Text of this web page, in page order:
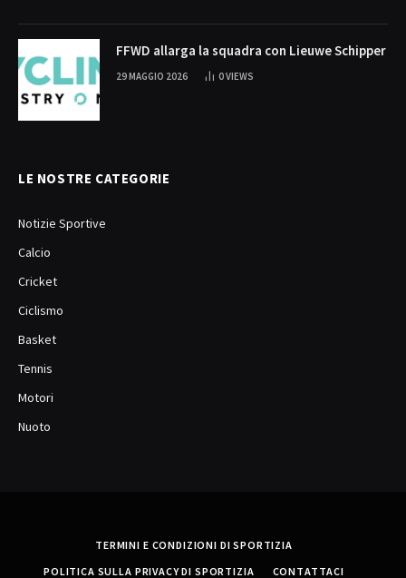
FFWD allarga la squadra con Lieuwe Schipper
29 MAGGIO 2026 0VIEWS
LE NOSTRE CATEGORIE
Notizie Sportive
Calcio
Cricket
Ciclismo
Basket
Tennis
Motori
Nuoto
TERMINI E CONDIZIONI DI SPORTIZIA
POLITICA SULLA PRIVACY DI SPORTIZIA
CONTATTACI